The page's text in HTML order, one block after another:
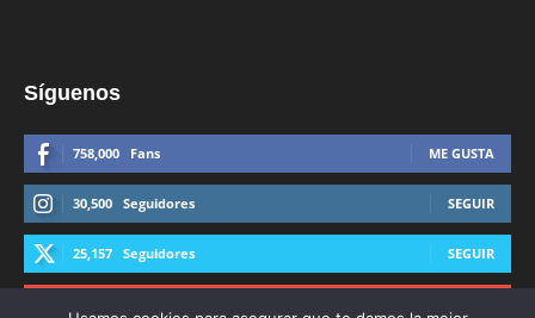
Síguenos
758,000 Fans ME GUSTA
30,500 Seguidores SEGUIR
25,157 Seguidores SEGUIR